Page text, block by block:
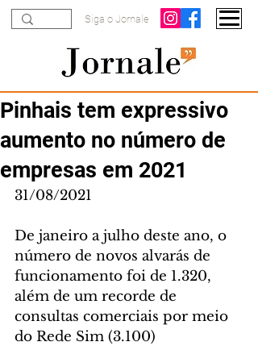
Siga o Jornale
Pinhais tem expressivo
aumento no número de
empresas em 2021
31/08/2021
De janeiro a julho deste ano, o
número de novos alvarás de
funcionamento foi de 1.320,
além de um recorde de
consultas comerciais por meio
do Rede Sim (3.100)